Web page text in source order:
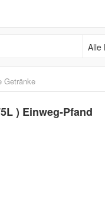
Alle
Getränke
) Einweg-Pfand